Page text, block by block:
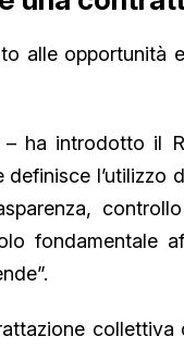
alle opportunità
ha introdotto il
l’utilizzo
fondamentale
collettiva